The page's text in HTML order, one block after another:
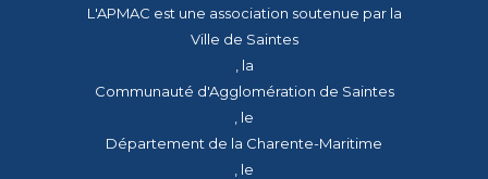
L'APMAC est une association soutenue par la
Ville de Saintes
, la
Communauté d'Agglomération de Saintes
, le
Département de la Charente-Maritime
, le